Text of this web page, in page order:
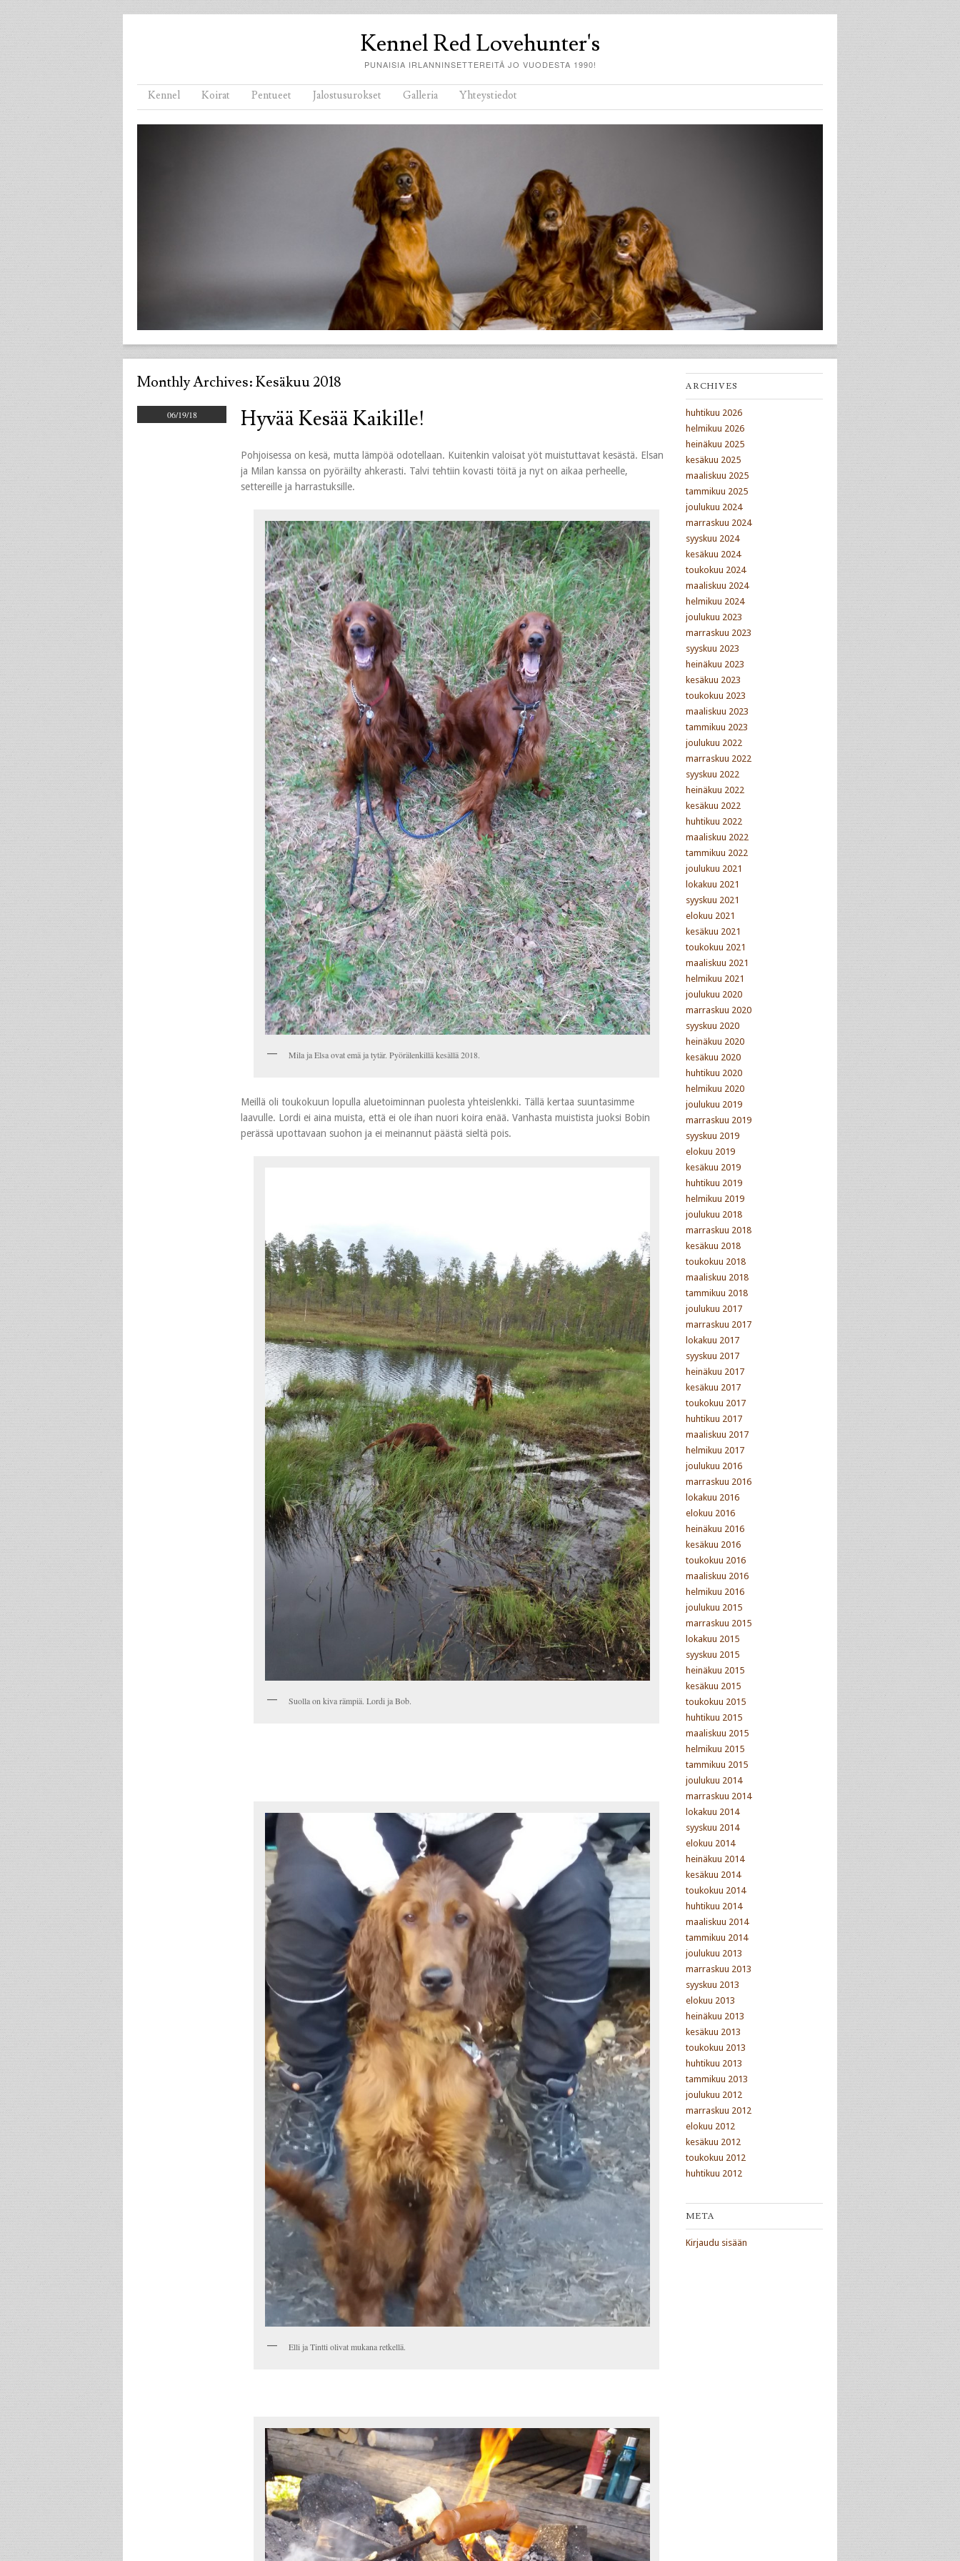
Kennel Red Lovehunter's
PUNAISIA IRLANNINSETTEREITÄ JO VUODESTA 1990!
Menu
Skip to content
Kennel Koirat Pentueet Jalostusurokset Galleria Yhteystiedot
Monthly Archives:Kesäkuu 2018
06/19/18 Hyvää Kesää Kaikille!
Pohjoisessa on kesä, mutta lämpöä odotellaan. Kuitenkin valoisat yöt muistuttavat kesästä. Elsan
ja Milan kanssa on pyöräilty ahkerasti. Talvi tehtiin kovasti töitä ja nyt on aikaa perheelle,
settereille ja harrastuksille.
Mila ja Elsa ovat emä ja tytär. Pyörälenkillä kesällä 2018.
Meillä oli toukokuun lopulla aluetoiminnan puolesta yhteislenkki. Tällä kertaa suuntasimme
laavulle. Lordi ei aina muista, että ei ole ihan nuori koira enää. Vanhasta muistista juoksi Bobin
perässä upottavaan suohon ja ei meinannut päästä sieltä pois.
Suolla on kiva rämpiä. Lordi ja Bob.
Elli ja Tintti olivat mukana retkellä.
ARCHIVES
huhtikuu 2026
helmikuu 2026
heinäkuu 2025
kesäkuu 2025
maaliskuu 2025
tammikuu 2025
joulukuu 2024
marraskuu 2024
syyskuu 2024
kesäkuu 2024
toukokuu 2024
maaliskuu 2024
helmikuu 2024
joulukuu 2023
marraskuu 2023
syyskuu 2023
heinäkuu 2023
kesäkuu 2023
toukokuu 2023
maaliskuu 2023
tammikuu 2023
joulukuu 2022
marraskuu 2022
syyskuu 2022
heinäkuu 2022
kesäkuu 2022
huhtikuu 2022
maaliskuu 2022
tammikuu 2022
joulukuu 2021
lokakuu 2021
syyskuu 2021
elokuu 2021
kesäkuu 2021
toukokuu 2021
maaliskuu 2021
helmikuu 2021
joulukuu 2020
marraskuu 2020
syyskuu 2020
heinäkuu 2020
kesäkuu 2020
huhtikuu 2020
helmikuu 2020
joulukuu 2019
marraskuu 2019
syyskuu 2019
elokuu 2019
kesäkuu 2019
huhtikuu 2019
helmikuu 2019
joulukuu 2018
marraskuu 2018
kesäkuu 2018
toukokuu 2018
maaliskuu 2018
tammikuu 2018
joulukuu 2017
marraskuu 2017
lokakuu 2017
syyskuu 2017
heinäkuu 2017
kesäkuu 2017
toukokuu 2017
huhtikuu 2017
maaliskuu 2017
helmikuu 2017
joulukuu 2016
marraskuu 2016
lokakuu 2016
elokuu 2016
heinäkuu 2016
kesäkuu 2016
toukokuu 2016
maaliskuu 2016
helmikuu 2016
joulukuu 2015
marraskuu 2015
lokakuu 2015
syyskuu 2015
heinäkuu 2015
kesäkuu 2015
toukokuu 2015
huhtikuu 2015
maaliskuu 2015
helmikuu 2015
tammikuu 2015
joulukuu 2014
marraskuu 2014
lokakuu 2014
syyskuu 2014
elokuu 2014
heinäkuu 2014
kesäkuu 2014
toukokuu 2014
huhtikuu 2014
maaliskuu 2014
tammikuu 2014
joulukuu 2013
marraskuu 2013
syyskuu 2013
elokuu 2013
heinäkuu 2013
kesäkuu 2013
toukokuu 2013
huhtikuu 2013
tammikuu 2013
joulukuu 2012
marraskuu 2012
elokuu 2012
kesäkuu 2012
toukokuu 2012
huhtikuu 2012
META
Kirjaudu sisään